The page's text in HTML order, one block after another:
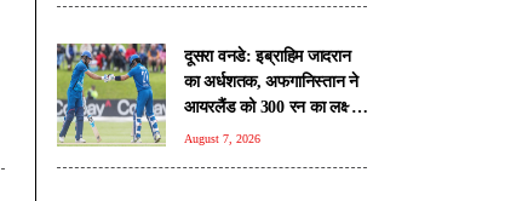
दूसरा वनडे: इब्राहिम जादरान
का अर्धशतक, अफगानिस्तान ने
आयरलैंड को 300 रन का लक्ष्य
दिया
August 7, 2026